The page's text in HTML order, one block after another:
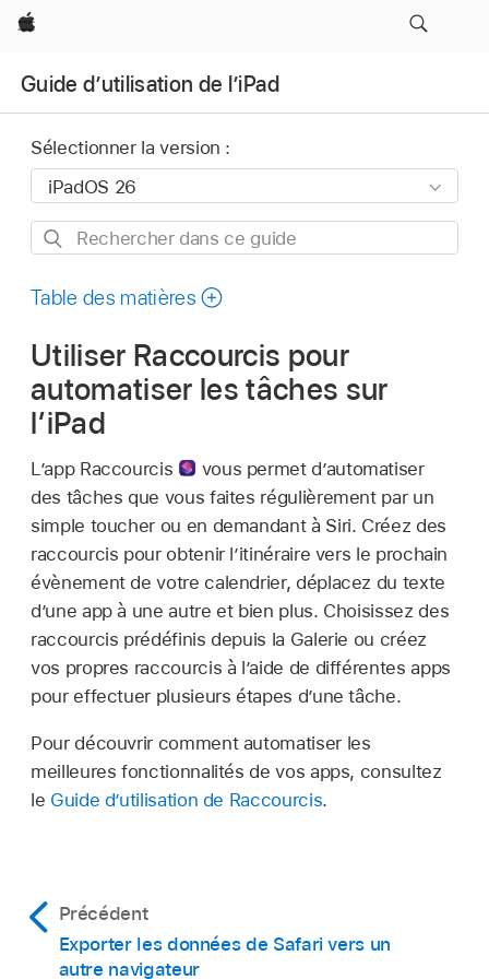
Apple
Guide d’utilisation de l’iPad
Sélectionner la version :
Rechercher
ce
Table des matières
Utiliser Raccourcis pour
automatiser les tâches sur
l’iPad
L’app Raccourcis
vous permet d’automatiser
des tâches que vous faites régulièrement par un
simple toucher ou en demandant à Siri. Créez des
raccourcis pour obtenir l’itinéraire vers le prochain
évènement de votre calendrier, déplacez du texte
d’une app à une autre et bien plus. Choisissez des
raccourcis prédéfinis depuis la Galerie ou créez
vos propres raccourcis à l’aide de différentes apps
pour effectuer plusieurs étapes d’une tâche.
Pour découvrir comment automatiser les
meilleures fonctionnalités de vos apps, consultez
le Guide d’utilisation de Raccourcis.
Précédent
Exporter les données de Safari vers un
autre navigateur